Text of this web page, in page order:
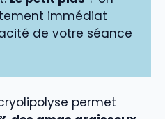
immédiat
de votre séance
permet